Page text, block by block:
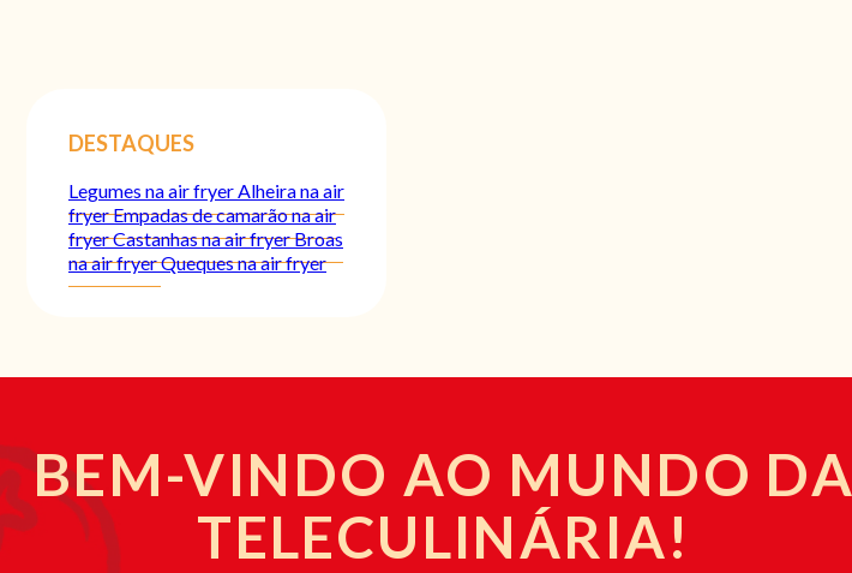
DESTAQUES
Legumes na air fryerAlheira na air
fryerEmpadas de camarão na air
fryerCastanhas na air fryerBroas
na air fryerQueques na air fryer
BEM-VINDO AO MUNDO DA
TELECULINÁRIA!